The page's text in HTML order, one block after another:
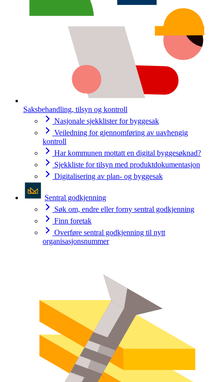
Saksbehandling, tilsyn og kontroll
Nasjonale sjekklister for byggesak
Veiledning for gjennomføring av uavhengig
kontroll
Har kommunen mottatt en digital byggesøknad?
Sjekkliste for tilsyn med produktdokumentasjon
Digitalisering av plan- og byggesak
Sentral godkjenning
Søk om, endre eller forny sentral godkjenning
Finn foretak
Overføre sentral godkjenning til nytt
organisasjonsnummer